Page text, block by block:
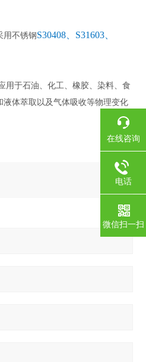
用不锈钢 S30408、S31603、
用于石油、化工、橡胶、染料、食
体萃取以及气体吸收等物理变化
在线咨询
电话
微信扫一扫